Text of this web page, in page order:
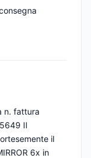
n. fattura
Il
il
6x in